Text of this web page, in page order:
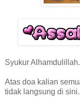
Syukur
Atas doa kalian
tidak langsung di sini.